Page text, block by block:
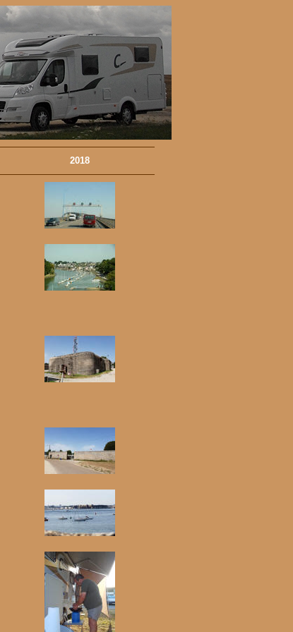
2018